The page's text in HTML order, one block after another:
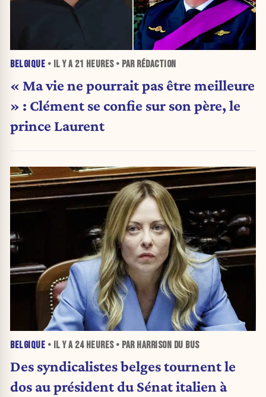
BELGIQUE • IL Y A 21 HEURES• PAR RÉDACTION
« Ma vie ne pourrait pas être meilleure
» : Clément se confie sur son père, le
prince Laurent
BELGIQUE • IL Y A 24 HEURES• PAR HARRISON DU BUS
Des syndicalistes belges tournent le
dos au président du Sénat italien à